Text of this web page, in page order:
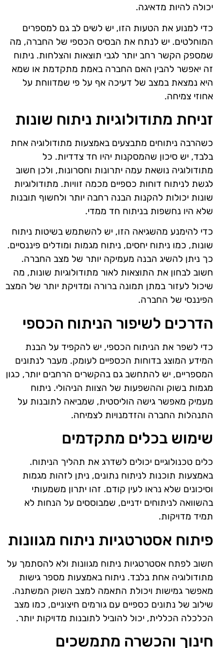
יכולה להיות מדאיגה.
כדי למנוע את הטעות הזו, יש לשים לב גם למספרים
המוחלטים. יש לנתח את הבסיס הכספי של החברה, מה
שמספק הקשר רחב יותר לגבי תוצאות והצלחות. ניתוח
זה יאפשר להבין האם החברה באמת מתקדמת או שמא
היא נמצאת במצב של דעיכה אף על פי שמדווחת על
אחוזי צמיחה.
זניחת מתודולוגיות ניתוח שונות
כשהרבה ניתוחים מתבצעים באמצעות מתודולוגיה אחת
בלבד, יש סיכון שהמסקנות יהיו חד צדדיות. כל
מתודולוגיה נושאת עמה יתרונות וחסרונות, ולכן חשוב
לגשת לניתוח דוחות כספיים מכמה זוויות. מתודולוגיות
שונות יכולות להקנות הבנה רחבה יותר ולחשוף תובנות
שלא היו נחשפות בניתוח חד ממדי.
כדי להימנע מהשגיאה הזו, יש להשתמש בשיטות ניתוח
שונות, כמו ניתוח יחסים, ניתוח מגמות ומודלים פיננסיים.
כך ניתן להשיג הבנה מעמיקה יותר של מצב החברה.
חשוב לבחון את התוצאות לאור מתודולוגיות שונות, מה
שיכול לעזור במתן תמונה ברורה ומדויקת יותר של המצב
הפיננסי של החברה.
הדרכים לשיפור הניתוח הכספי
כדי לשפר את הניתוח הכספי, יש להקפיד על הבנת
המידע המוצג בדוחות הכספיים לעומק. מעבר לנתונים
המספריים, יש להתחשב גם בהקשרים הרחבים יותר, כגון
מגמות בשוק וההשפעות של הצוות הניהולי. ניתוח
מעמיק מאפשר גישה הוליסטית, שמביאה לתובנות על
התנהלות החברה והזדמנויות לצמיחה.
שימוש בכלים מתקדמים
כלים טכנולוגיים יכולים לשדרג את תהליך הניתוח.
באמצעות תוכנות לניתוח נתונים, ניתן לזהות מגמות
וסיכונים שלא נראו לעין קודם. זהו יתרון משמעותי
בהשוואה לניתוחים ידניים, שמבוססים על הנחות לא
תמיד מדויקות.
פיתוח אסטרטגיות ניתוח מגוונות
חשוב לפתח אסטרטגיות ניתוח מגוונות ולא להסתמך על
מתודולוגיה אחת בלבד. ניתוח באמצעות מספר גישות
מאפשר גמישות ויכולת התאמה למצב השוק המשתנה.
שילוב של נתונים כספיים עם גורמים חיצוניים, כמו מצב
הכלכלה הכללית, יכול להוביל לתובנות מדויקות יותר.
חינוך והכשרה מתמשכים